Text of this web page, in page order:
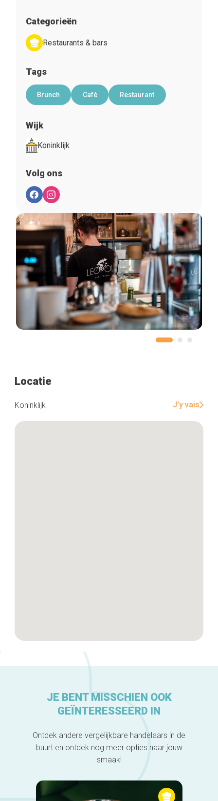
Categorieën
Restaurants & bars
Tags
Brunch Café Restaurant
Wijk
Koninklijk
Volg ons
Locatie
Koninklijk J'y vais
JE BENT MISSCHIEN OOK
GEÏNTERESSEERD IN
Ontdek andere vergelijkbare handelaars in de
buurt en ontdek nog meer opties naar jouw
smaak!